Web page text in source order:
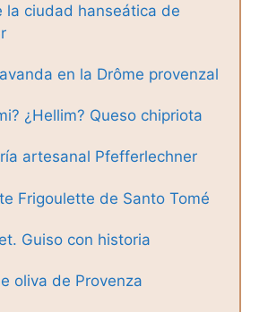
la ciudad hanseática de
en la Drôme provenzal
¿Hellim? Queso chipriota
artesanal Pfefferlechner
Frigoulette de Santo Tomé
Guiso con historia
oliva de Provenza